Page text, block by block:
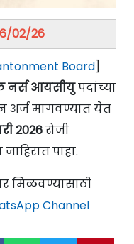
02/26
Board]
नर्स आयसीयुपदांच्या
अर्ज मागवण्यात येत
2026रोजी
पाहा.
मिळवण्यासाठी
Channel